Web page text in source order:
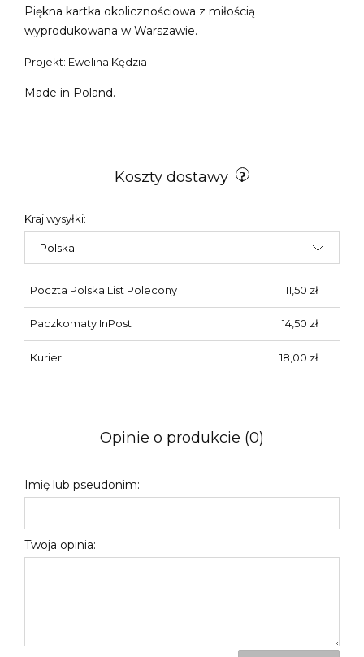
Piękna kartka okolicznościowa z miłością
wyprodukowana w Warszawie.
Projekt: Ewelina Kędzia
Made in Poland.
Koszty dostawy
Kraj wysyłki:
Poczta Polska List Polecony 11,50 zł
Paczkomaty InPost 14,50 zł
Kurier 18,00 zł
Opinie o produkcie (0)
Imię lub pseudonim:
Twoja opinia: